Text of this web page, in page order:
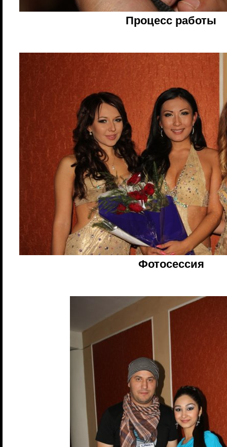
Процесс работы
Фотосессия